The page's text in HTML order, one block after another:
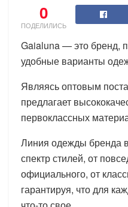
0
ПОДЕЛИЛИСЬ
Gaialuna — это бренд,
удобные варианты
Являясь оптовым
предлагает
первоклассных
Линия одежды бренда
спектр стилей, от
официального, от
гарантируя, что для